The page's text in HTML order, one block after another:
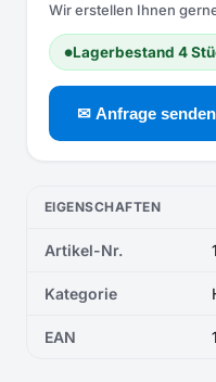
Wir erstellen Ihnen
●Lagerbestand 4
✉ Anfrage senden
EIGENSCHAFTEN
Artikel-Nr.
Kategorie
EAN